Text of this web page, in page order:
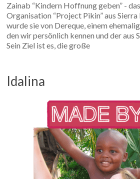
Zainab “Kindern Hoffnung geben” -
Organisation “Project Pikin” aus
wurde sie von Dereque, einem
den wir persönlich kennen und der aus
Sein Ziel ist es, die große
Idalina